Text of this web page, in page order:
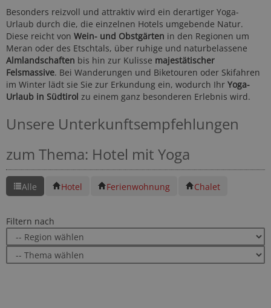
Besonders reizvoll und attraktiv wird ein derartiger Yoga-
Urlaub durch die, die einzelnen Hotels umgebende Natur.
Diese reicht von Wein- und Obstgärten in den Regionen um
Meran oder des Etschtals, über ruhige und naturbelassene
Almlandschaften bis hin zur Kulisse majestätischer
Felsmassive. Bei Wanderungen und Biketouren oder Skifahren
im Winter lädt sie Sie zur Erkundung ein, wodurch Ihr Yoga-
Urlaub in Südtirol zu einem ganz besonderen Erlebnis wird.
Unsere Unterkunftsempfehlungen
zum Thema: Hotel mit Yoga
Alle Hotel Ferienwohnung Chalet
Filtern nach